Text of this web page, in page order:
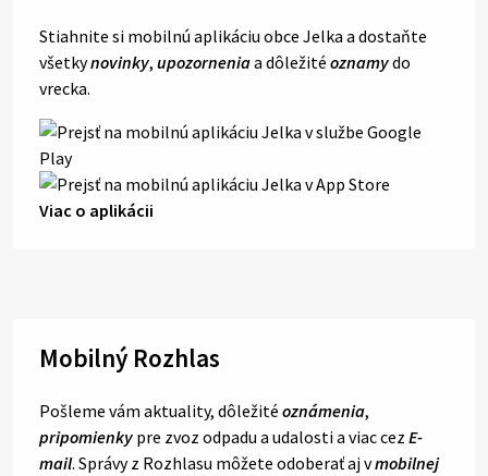
Stiahnite si mobilnú aplikáciu obce Jelka a dostaňte
všetkynovinky, upozorneniaa dôležité oznamydo
vrecka.
Viac o aplikácii
Mobilný Rozhlas
Pošleme vám aktuality, dôležité oznámenia,
pripomienky pre zvoz odpadu a udalosti a viac cez E-
mail. Správy z Rozhlasu môžete odoberať aj vmobilnej